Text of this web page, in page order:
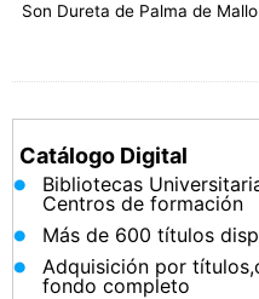
Son Dureta de Palma de
Catálogo Digital
Bibliotecas
Centros de formación
Más de 600 títulos
Adquisición por
fondo completo